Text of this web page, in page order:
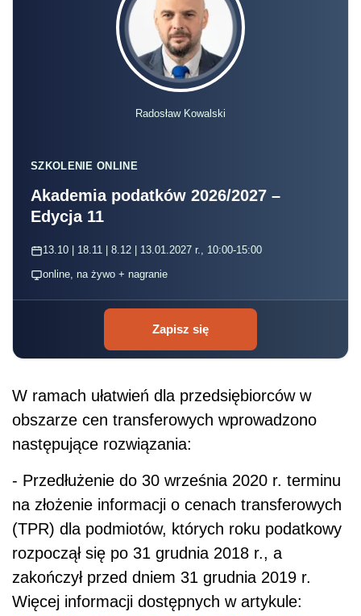
Radosław Kowalski
SZKOLENIE ONLINE
Akademia podatków 2026/2027 –
Edycja 11
13.10 | 18.11 | 8.12 | 13.01.2027 r., 10:00-15:00
online, na żywo + nagranie
Zapisz się
W ramach ułatwień dla przedsiębiorców w
obszarze cen transferowych wprowadzono
następujące rozwiązania:
- Przedłużenie do 30 września 2020 r. terminu
na złożenie informacji o cenach transferowych
(TPR) dla podmiotów, których roku podatkowy
rozpoczął się po 31 grudnia 2018 r., a
zakończył przed dniem 31 grudnia 2019 r.
Więcej informacji dostępnych w artykule: